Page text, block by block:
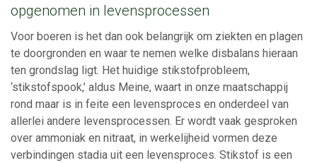
opgenomen in levensprocessen
Voor boeren is het dan ook belangrijk om ziekten en plagen
te doorgronden en waar te nemen welke disbalans hieraan
ten grondslag ligt. Het huidige stikstofprobleem,
‘stikstofspook,’ aldus Meine, waart in onze maatschappij
rond maar is in feite een levensproces en onderdeel van
allerlei andere levensprocessen. Er wordt vaak gesproken
over ammoniak en nitraat, in werkelijheid vormen deze
verbindingen stadia uit een levensproces. Stikstof is een